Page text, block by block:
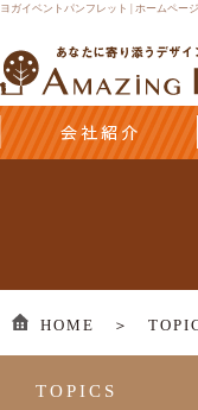
ヨガイベントパンフレット | ホームペー
HOME ＞
TOPICS